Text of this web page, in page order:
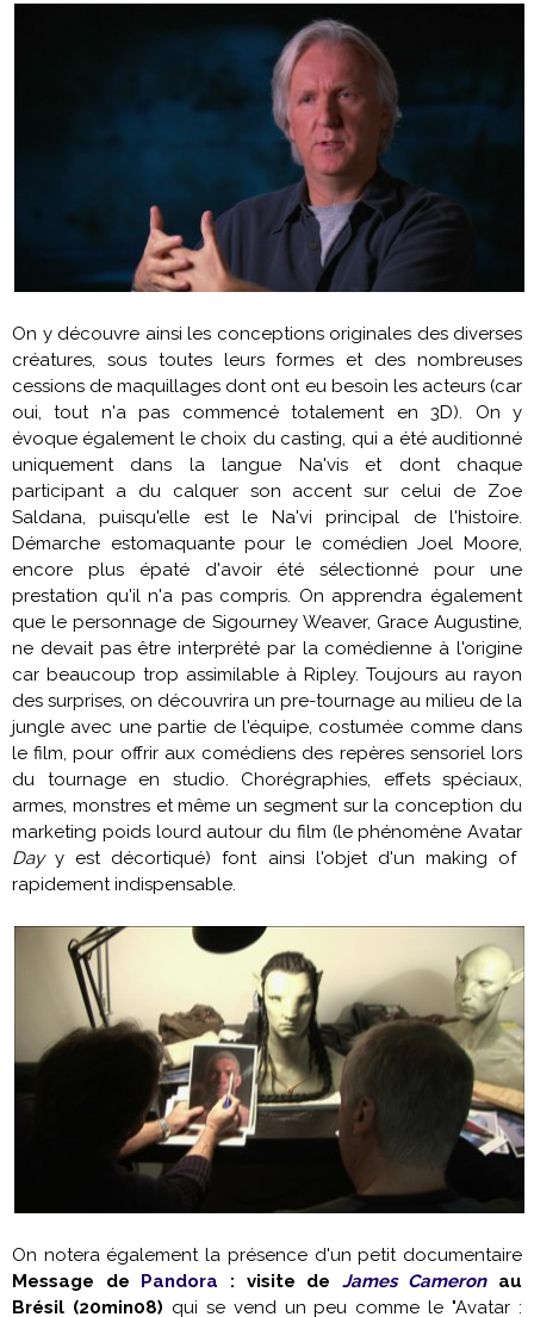
On y découvre ainsi les conceptions originales des diverses
créatures, sous toutes leurs formes et des nombreuses
cessions de maquillages dont ont eu besoin les acteurs (car
oui, tout n'a pas commencé totalement en 3D). On y
évoque également le choix du casting, qui a été auditionné
uniquement dans la langue Na'vis et dont chaque
participant a du calquer son accent sur celui de Zoe
Saldana , puisqu'elle est le Na'vi principal de l'histoire.
Démarche estomaquante pour le comédien Joel Moore,
encore plus épaté d'avoir été sélectionné pour une
prestation qu'il n'a pas compris. On apprendra également
que le personnage de Sigourney Weaver, GraceAugustine,
ne devait pas être interprété par la comédienne à l'origine
car beaucoup trop assimilable à Ripley. Toujours au rayon
des surprises, on découvrira un pre-tournage au milieu de la
jungle avec une partie de l'équipe, costumée comme dans
le film, pour offrir aux comédiens des repères sensoriel lors
du tournage en studio. Chorégraphies, effets spéciaux,
armes, monstres et même un segment sur la conception du
marketing poids lourd autour du film (le phénomène Avatar
Dayy est décortiqué) font ainsi l'objet d'un making of
rapidement indispensable.
On notera également la présence d'un petit documentaire
Message de Pandora : visite de James Cameronau
Brésil (20min08) qui se vend un peu comme le "Avatar :